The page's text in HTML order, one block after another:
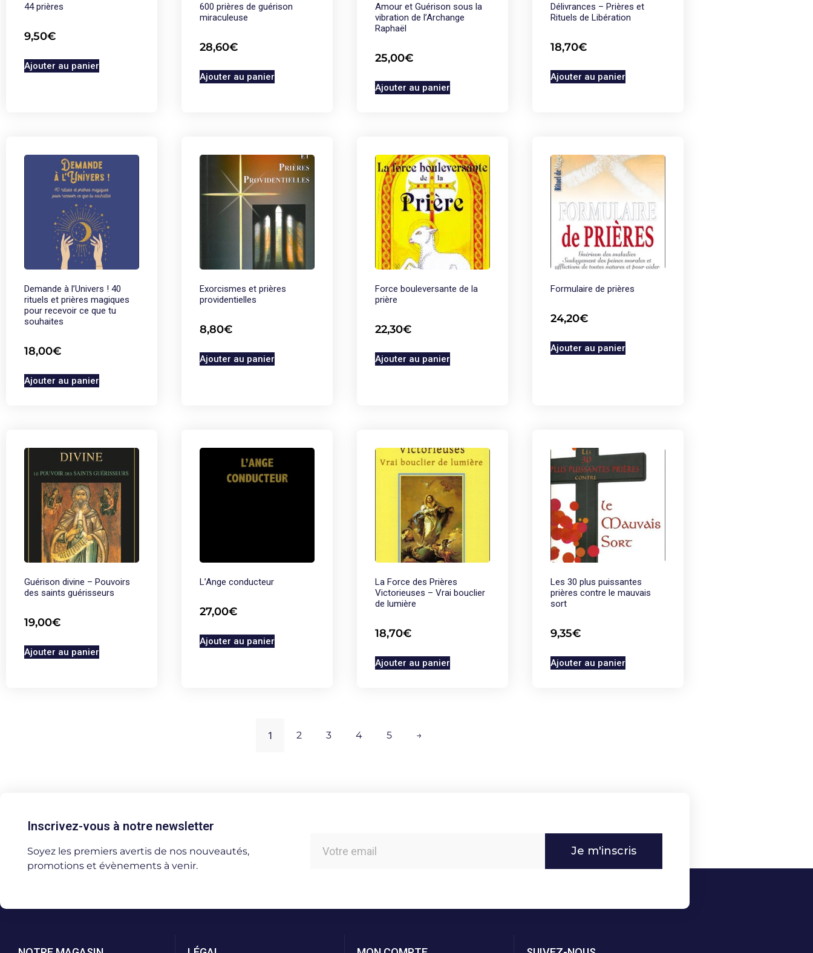
44 prières
9,50€
Ajouter au panier
600 prières de guérison
miraculeuse
28,60€
Ajouter au panier
Amour et Guérison sous la
vibration de l’Archange
Raphaël
25,00€
Ajouter au panier
Délivrances – Prières et
Rituels de Libération
18,70€
Ajouter au panier
Demande à l’Univers ! 40
rituels et prières magiques
pour recevoir ce que tu
souhaites
18,00€
Ajouter au panier
Exorcismes et prières
providentielles
8,80€
Ajouter au panier
Force bouleversante de la
prière
22,30€
Ajouter au panier
Formulaire de prières
24,20€
Ajouter au panier
Guérison divine – Pouvoirs
des saints guérisseurs
19,00€
Ajouter au panier
L’Ange conducteur
27,00€
Ajouter au panier
La Force des Prières
Victorieuses – Vrai bouclier
de lumière
18,70€
Ajouter au panier
Les 30 plus puissantes
prières contre le mauvais
sort
9,35€
Ajouter au panier
1 2 3 4 5 →
Inscrivez-vous à notre newsletter
Soyez les premiers avertis de nos nouveautés,
promotions et évènements à venir.
Je m'inscris